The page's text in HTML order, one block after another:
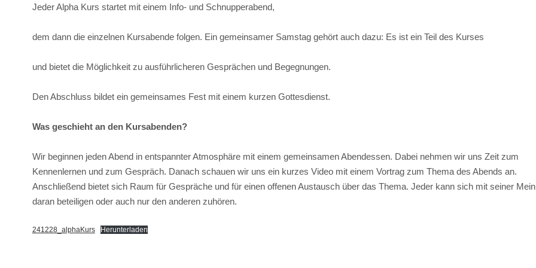
Jeder Alpha Kurs startet mit einem Info- und Schnupperabend,
dem dann die einzelnen Kursabende folgen. Ein gemeinsamer Samstag gehört auch dazu: Es ist ein Teil des Kurses
und bietet die Möglichkeit zu ausführlicheren Gesprächen und Begegnungen.
Den Abschluss bildet ein gemeinsames Fest mit einem kurzen Gottesdienst.
Was geschieht an den Kursabenden?
Wir beginnen jeden Abend in entspannter Atmosphäre mit einem gemeinsamen Abendessen. Dabei nehmen wir uns Zeit zum
Kennenlernen und zum Gespräch. Danach schauen wir uns ein kurzes Video mit einem Vortrag zum Thema des Abends an.
Anschließend bietet sich Raum für Gespräche und für einen offenen Austausch über das Thema. Jeder kann sich mit seiner
daran beteiligen oder auch nur den anderen zuhören.
241228_alphaKurs Herunterladen